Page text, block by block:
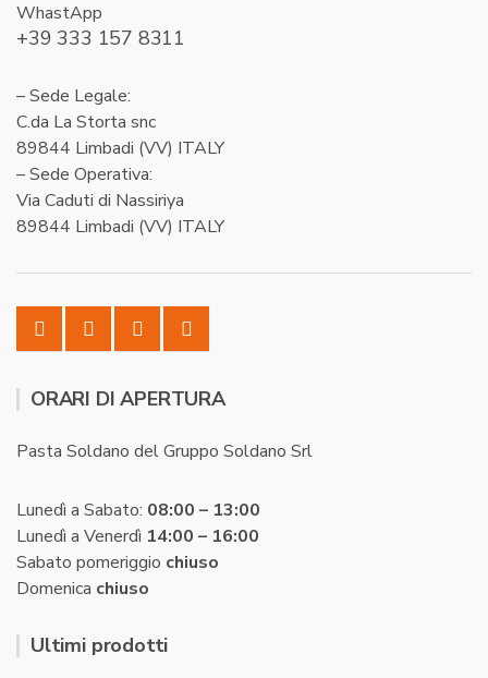
WhastApp
+39 333 157 8311
– Sede Legale:
C.da La Storta snc
89844 Limbadi (VV) ITALY
– Sede Operativa:
Via Caduti di Nassiriya
89844 Limbadi (VV) ITALY
ORARI DI APERTURA
Pasta Soldano del Gruppo Soldano Srl
Lunedì a Sabato: 08:00 – 13:00
Lunedì a Venerdì 14:00 – 16:00
Sabato pomeriggio chiuso
Domenica chiuso
Ultimi prodotti